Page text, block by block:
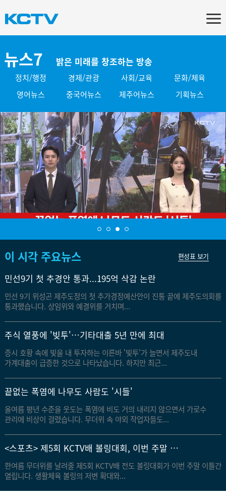
뉴스7 밝은 미래를 창조하는 방송
정치/행정 경제/관광 사회/교육
문화/체육
영어뉴스
중국어뉴스 제주어뉴스 기획뉴스
끝없는 폭염에 나무도 사람도 '시들'
이 시각 주요뉴스 편성표 보기
민선9기 첫 추경안 통과...195억 삭감 논란
민선 9기 위성곤 제주도정의 첫 추가경정예산안이 진통 끝에 제주도의회를
통과했습니다. 상임위와 예결위를 거치며...
주식 열풍에 '빚투'…기타대출 5년 만에 최대
증시 호황 속에 빚을 내 투자하는 이른바 '빚투'가 늘면서 제주도내
가계대출이 급증한 것으로 나타났습니다. 하지만 최근...
끝없는 폭염에 나무도 사람도 '시들'
올여름 평년 수준을 웃도는 폭염에 비도 거의 내리지 않으면서 가로수
관리에 비상이 걸렸습니다. 무더위 속 야외 작업자들도...
<스포츠> 제5회 KCTV배 볼링대회, 이번 주말 개막
한여름 무더위를 날려줄 제5회 KCTV배 전도 볼링대회가 이번 주말 이틀간
열립니다. 생활체육 볼링의 저변 확대와...